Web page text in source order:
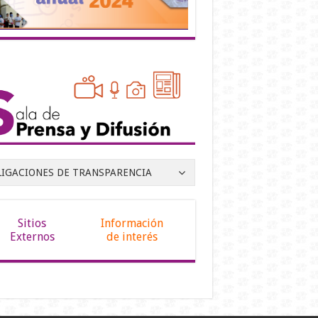
DE TRANSPARENCIA
Sitios
Externos
Información
de interés